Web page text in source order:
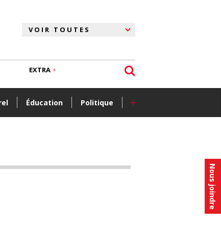
Nous joindre
Éducation Politique +
EXTRA